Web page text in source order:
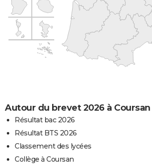
Autour du brevet 2026 à Coursan
Résultat bac 2026
Résultat BTS 2026
Classement des lycées
Collège à Coursan